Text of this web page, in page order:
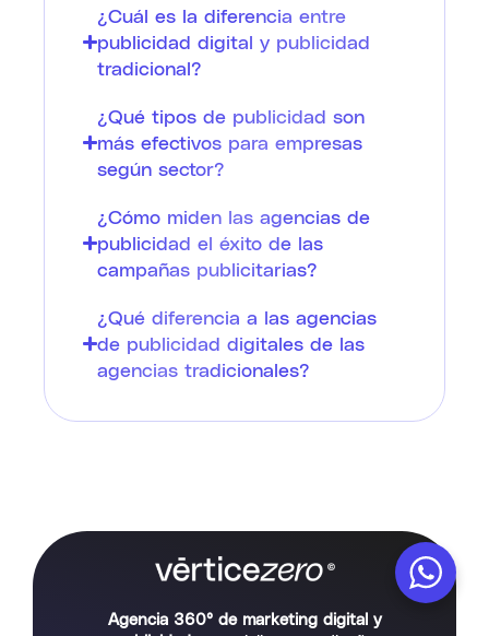
¿Cuál es la diferencia entre
publicidad digital y publicidad
tradicional?
¿Qué tipos de publicidad son
más efectivos para empresas
según sector?
¿Cómo miden las agencias de
publicidad el éxito de las
campañas publicitarias?
¿Qué diferencia a las agencias
de publicidad digitales de las
agencias tradicionales?
Agencia 360° de marketing digital y